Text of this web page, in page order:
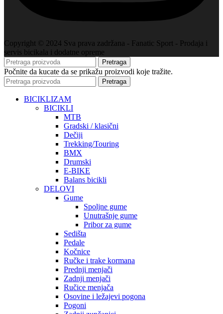
Copyright © 2024 Sva prava zadržana - Fanatic Sport - Prodaja i
servis bicikala i dodatne opreme
Pretraga
Počnite da kucate da se prikažu proizvodi koje tražite.
Pretraga
BICIKLIZAM
BICIKLI
MTB
Gradski / klasični
Dečiji
Trekking/Touring
BMX
Drumski
E-BIKE
Balans bicikli
DELOVI
Gume
Spoljne gume
Unutrašnje gume
Pribor za gume
Sedišta
Pedale
Kočnice
Ručke i trake kormana
Prednji menjači
Zadnji menjači
Ručice menjača
Osovine i ležajevi pogona
Pogoni